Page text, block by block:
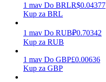
Zarabiać
1 mav Do BRLR$0.04377
Kup za BRL
1 mav Do RUB₽0.70342
Kup za RUB
1 mav Do GBP£0.00636
Kup za GBP